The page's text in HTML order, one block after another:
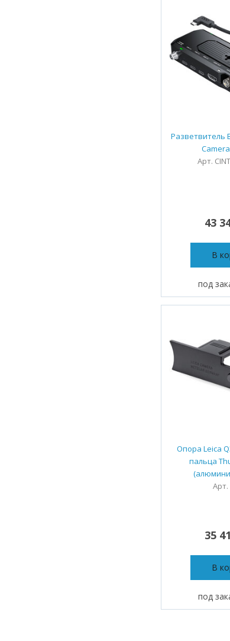
Разветвитель
Арт.
43
В
под
Опора Leica
пальца
Арт.
35
В
под